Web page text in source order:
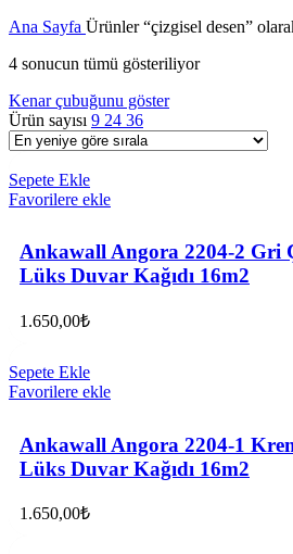
Ana Sayfa Ürünler “çizgisel desen”
4 sonucun tümü gösteriliyor
Kenar çubuğunu göster
Ürün sayısı 9 24 36
Sepete Ekle
Favorilere ekle
Ankawall Angora 2204-2 Gri
Lüks Duvar Kağıdı 16m2
1.650,00₺
Sepete Ekle
Favorilere ekle
Ankawall Angora 2204-1
Lüks Duvar Kağıdı 16m2
1.650,00₺